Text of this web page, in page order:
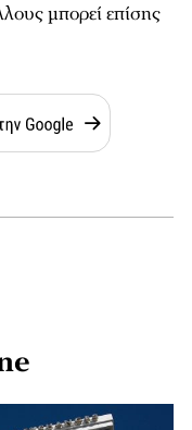
μπορεί επίσης